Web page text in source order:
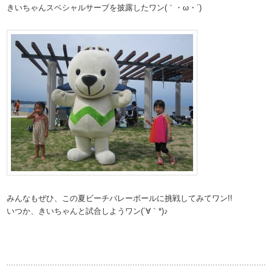
きいちゃんスペシャルサーブを披露したワン(｀・ω・´)
みんなもぜひ、この夏ビーチバレーボールに挑戦してみてワン!!
いつか、きいちゃんと試合しようワン(´∀｀*)♪